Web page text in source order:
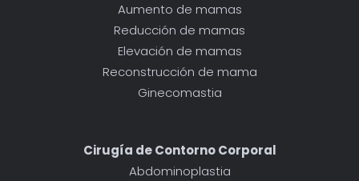
Aumento de mamas
Reducción de mamas
Elevación de mamas
Reconstrucción de mama
Ginecomastia
Cirugía de Contorno Corporal
Abdominoplastia